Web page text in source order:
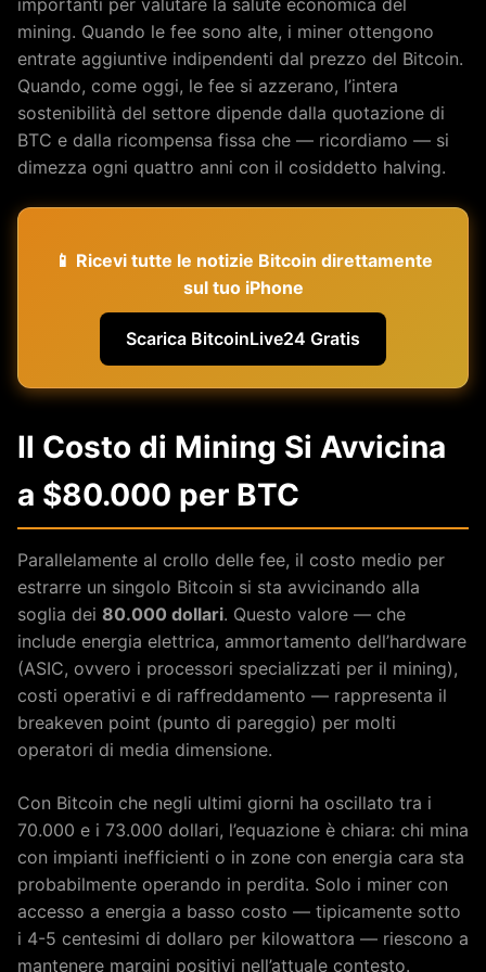
mining. Quando le fee sono alte, i miner ottengono
entrate aggiuntive indipendenti dal prezzo del Bitcoin.
Quando, come oggi, le fee si azzerano, l’intera
sostenibilità del settore dipende dalla quotazione di
BTC e dalla ricompensa fissa che — ricordiamo — si
dimezza ogni quattro anni con il cosiddetto halving.
📱 Ricevi tutte le notizie Bitcoin direttamente
sul tuo iPhone
Scarica BitcoinLive24 Gratis
Il Costo di Mining Si Avvicina
a $80.000 per BTC
Parallelamente al crollo delle fee, il costo medio per
estrarre un singolo Bitcoin si sta avvicinando alla
soglia dei 80.000 dollari. Questo valore — che
include energia elettrica, ammortamento dell’hardware
(ASIC, ovvero i processori specializzati per il mining),
costi operativi e di raffreddamento — rappresenta il
breakeven point (punto di pareggio) per molti
operatori di media dimensione.
Con Bitcoin che negli ultimi giorni ha oscillato tra i
70.000 e i 73.000 dollari, l’equazione è chiara: chi mina
con impianti inefficienti o in zone con energia cara sta
probabilmente operando in perdita. Solo i miner con
accesso a energia a basso costo — tipicamente sotto
i 4-5 centesimi di dollaro per kilowattora — riescono a
mantenere margini positivi nell’attuale contesto.